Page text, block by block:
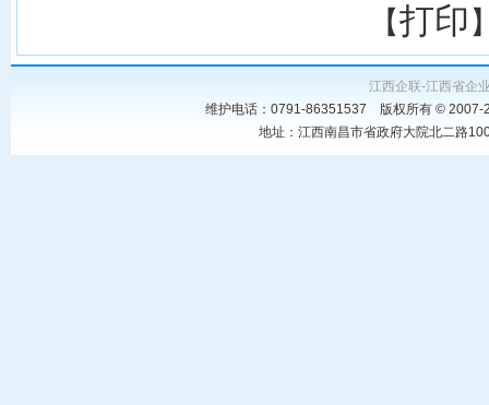
【打印
江西企联-江西省企
维护电话：0791-86351537 版权所有 ©
地址：江西南昌市省政府大院北二路